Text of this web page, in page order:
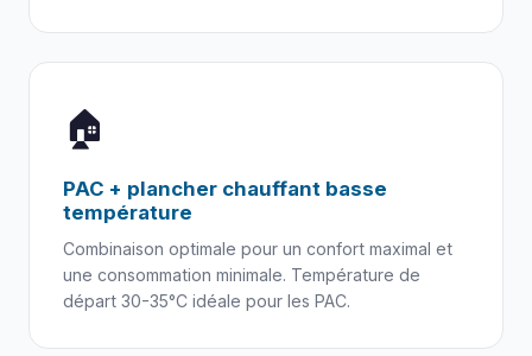
🏠
PAC + plancher chauffant basse
température
Combinaison optimale pour un confort maximal et
une consommation minimale. Température de
départ 30-35°C idéale pour les PAC.